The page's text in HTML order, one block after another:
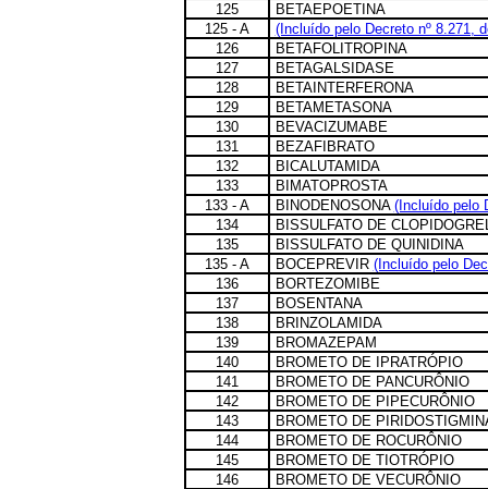
125
BETAEPOETINA
125 - A
(Incluído pelo Decreto nº 8.271,
126
BETAFOLITROPINA
127
BETAGALSIDASE
128
BETAINTERFERONA
129
BETAMETASONA
130
BEVACIZUMABE
131
BEZAFIBRATO
132
BICALUTAMIDA
133
BIMATOPROSTA
133 - A
BINODENOSONA (Incluído pelo
134
BISSULFATO DE
135
BISSULFATO DE QUINIDINA
135 - A
BOCEPREVIR (Incluído pelo
136
BORTEZOMIBE
137
BOSENTANA
138
BRINZOLAMIDA
139
BROMAZEPAM
140
BROMETO DE IPRATRÓPIO
141
BROMETO DE PANCURÔNIO
142
BROMETO DE PIPECURÔNIO
143
BROMETO DE
144
BROMETO DE ROCURÔNIO
145
BROMETO DE TIOTRÓPIO
146
BROMETO DE VECURÔNIO